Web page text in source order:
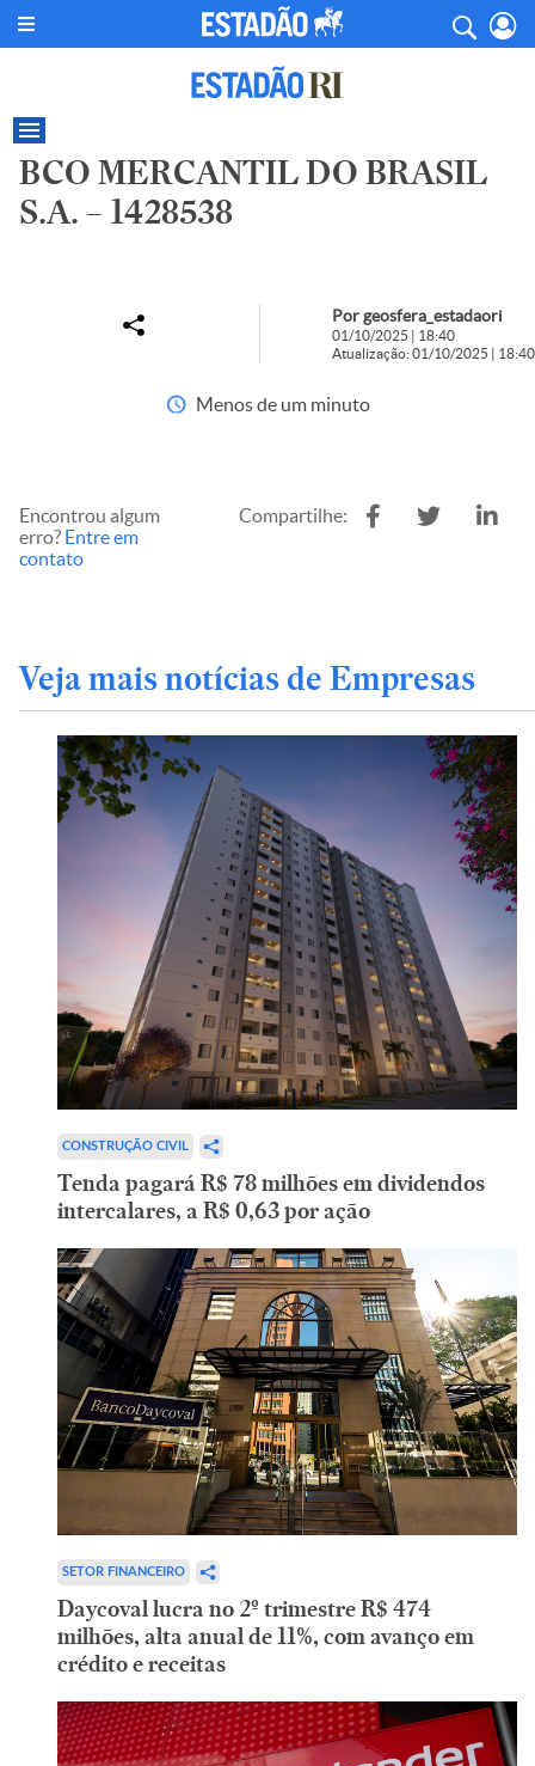
BCO MERCANTIL DO BRASIL
S.A. – 1428538
Por geosfera_estadaori
01/10/2025 | 18:40
Atualização: 01/10/2025 | 18:40
Menos de um minuto
Encontrou algum
erro? Entre em
contato
Compartilhe:
Veja mais notícias de Empresas
CONSTRUÇÃO CIVIL
Tenda pagará R$ 78 milhões em dividendos
intercalares, a R$ 0,63 por ação
SETOR FINANCEIRO
Daycoval lucra no 2º trimestre R$ 474
milhões, alta anual de 11%, com avanço em
crédito e receitas